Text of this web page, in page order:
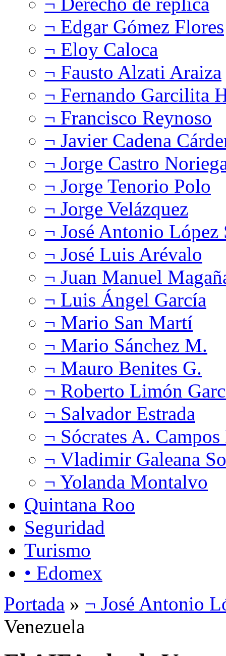
¬ Edgar Gómez Flores
¬ Eloy Caloca
¬ Fausto Alzati Araiza
¬ Fernando Garcilita
¬ Francisco Reynoso
¬ Javier Cadena
¬ Jorge Castro
¬ Jorge Tenorio Polo
¬ Jorge Velázquez
¬ José Antonio López
¬ José Luis Arévalo
¬ Juan Manuel
¬ Luis Ángel García
¬ Mario San Martí
¬ Mario Sánchez M.
¬ Mauro Benites G.
¬ Roberto Limón
¬ Salvador Estrada
¬ Sócrates A.
¬ Vladimir Galeana
¬ Yolanda Montalvo
Quintana Roo
Seguridad
Turismo
• Edomex
Portada » ¬ José Antonio
Venezuela